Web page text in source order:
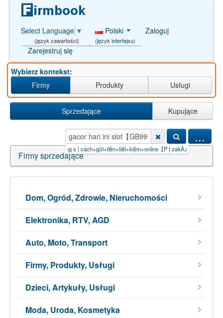
Select Language ▼
(język zawartości)
Polski
(język interfejsu)
Zaloguj
Zarejestruj się
Wybierz kontekst:
Firmy
Produkty Usługi
Sprzedające Kupujące
...
dan hasilkan uang s cách+gửi+tiền+tiết+kiệm+online【P|zakÅ‚ady miÄ™sna w
Firmy sprzedające /
Dom, Ogród, Zdrowie, Nieruchomości
Elektronika, RTV, AGD
Auto, Moto, Transport
Firmy, Produkty, Usługi
Dzieci, Artykuły, Usługi
Moda, Uroda, Kosmetyka